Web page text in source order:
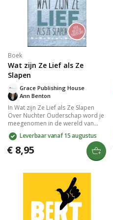
Boek
Wat zijn Ze Lief als Ze
Slapen
Ann Benton
Grace Publishing House
In Wat zijn Ze Lief als Ze Slapen
Over Nuchter Ouderschap word je
meegenomen in de wereld van
liefdevol, nuchter ouderschap. Het
boek biedt praktische inzichten en
waardevolle tips om de balans
tussen zorg en autonomie van
kinderen te vinden. Leer hoe je
sterke band met je kinderen
opbouwt, terwijl ze zich vrij en
veilig voelen. Perfect voor
toekomstgerichte ouders.
Leverbaar vanaf 15 augustus
€ 8,95